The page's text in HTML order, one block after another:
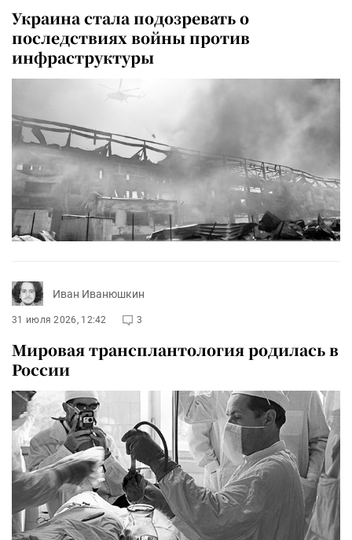
Украина стала подозревать о
последствиях войны против
инфраструктуры
Иван Иванюшкин
31 июля 2026, 12:42 3
Мировая трансплантология родилась в
России